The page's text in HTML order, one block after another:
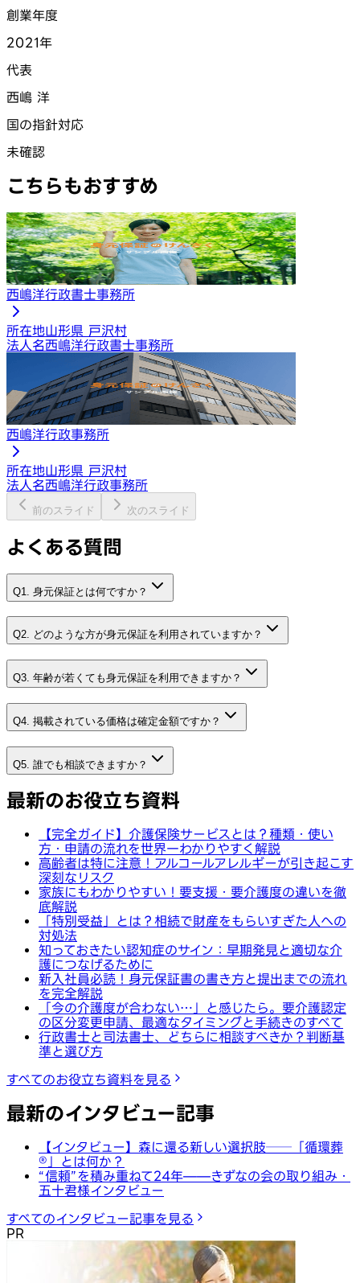
創業年度
2021年
代表
西嶋 洋
国の指針対応
未確認
こちらもおすすめ
西嶋洋行政書士事務所
所在地山形県 戸沢村
法人名西嶋洋行政書士事務所
西嶋洋行政事務所
所在地山形県 戸沢村
法人名西嶋洋行政事務所
前のスライド 次のスライド
よくある質問
Q1. 身元保証とは何ですか？
Q2. どのような方が身元保証を利用されていますか？
Q3. 年齢が若くても身元保証を利用できますか？
Q4. 掲載されている価格は確定金額ですか？
Q5. 誰でも相談できますか？
最新のお役立ち資料
【完全ガイド】介護保険サービスとは？種類・使い
方・申請の流れを世界一わかりやすく解説
高齢者は特に注意！アルコールアレルギーが引き起こす
深刻なリスク
家族にもわかりやすい！要支援・要介護度の違いを徹
底解説
「特別受益」とは？相続で財産をもらいすぎた人への
対処法
知っておきたい認知症のサイン：早期発見と適切な介
護につなげるために
新入社員必読！身元保証書の書き方と提出までの流れ
を完全解説
「今の介護度が合わない…」と感じたら。要介護認定
の区分変更申請、最適なタイミングと手続きのすべて
行政書士と司法書士、どちらに相談すべきか？判断基
準と選び方
すべてのお役立ち資料を見る
最新のインタビュー記事
【インタビュー】森に還る新しい選択肢──「循環葬
®︎」とは何か？
“信頼”を積み重ねて24年——きずなの会の取り組み・
五十君様インタビュー
すべてのインタビュー記事を見る
PR